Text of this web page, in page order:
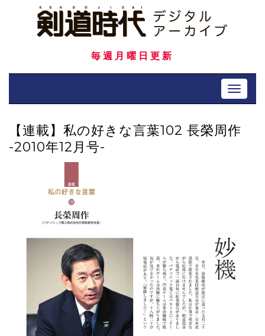
毎週月曜日更新
Toggle
【連載】私の好きな言葉102 長榮周作
-2010年12月号-